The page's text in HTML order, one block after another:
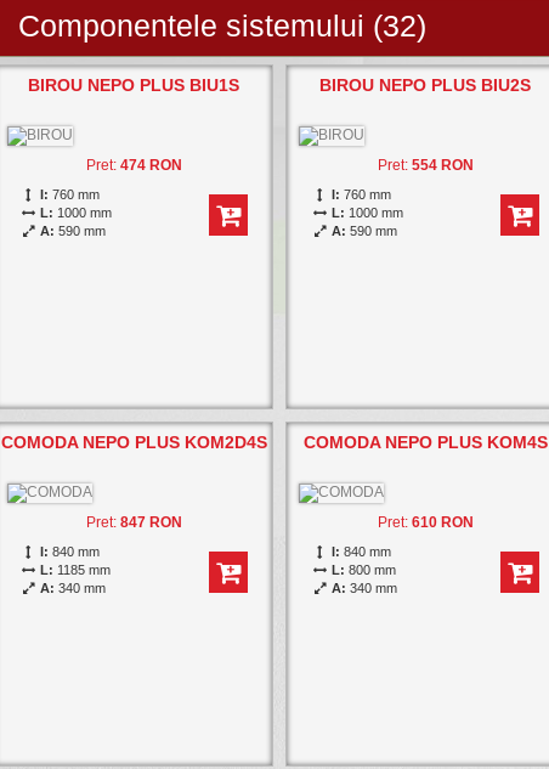
Componentele sistemului (32)
BIROU NEPO PLUS BIU1S
Pret:474 RON
I: 760 mm
L: 1000 mm
A: 590 mm
BIROU NEPO PLUS BIU2S
Pret:554 RON
I: 760 mm
L: 1000 mm
A: 590 mm
COMODA NEPO PLUS KOM2D4S
Pret:847 RON
I: 840 mm
L: 1185 mm
A: 340 mm
COMODA NEPO PLUS KOM4S
Pret:610 RON
I: 840 mm
L: 800 mm
A: 340 mm